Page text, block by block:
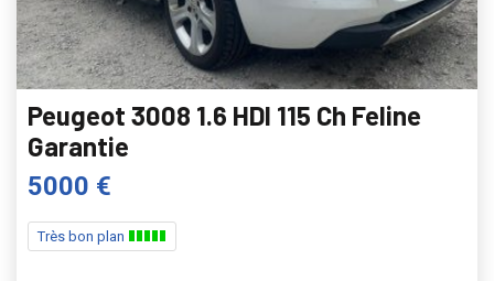
Peugeot 3008 1.6 HDI 115 Ch Feline
Garantie
5000 €
Très bon plan